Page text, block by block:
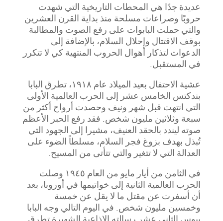
عديدة جدًا هي المحطات التاريخية التي شهدت
حروبًا وصراعات مسلحة منذ بداية القرن العشرين
والتي حملت البابوات على رفع الصوت والمطالبة
بوقف الاقتتال وإحلال السلام، بالإضافة إلى
الدعوات لتذكار أهوال الحروب المنتهية كي لا تتكرر
في المستقبل.
عشية الاحتفال بعيد الميلاد عام ١٩١٨، تطرق البابا
بندكتس الخامس عشر إلى الحرب العالمية الأولى
التي انتهت قبل شهر ونيف وحصدت أرواح أكثر من
سبعة وثلاثين مليون شخص. فقد رفع الحبر الأعظم
صوته ليندد بالحقد العنيف، مشيرا إلى الجهود التي
تُبذل بهدف بزوغ فجر السلام، مسلطاً الضوء على
العدالة التي لا تتغير والتي تتأتى من المسيح.
في الثامن من أيار مايو من العام ١٩٤٥ وصلت
الحرب العالمية الثانية إلى خواتيمها في أوروبا، بعد
أن أسفرت عن مقتل ما لا يقل عن خمسة
وخمسين مليون شخص. في اليوم التالي وجه البابا